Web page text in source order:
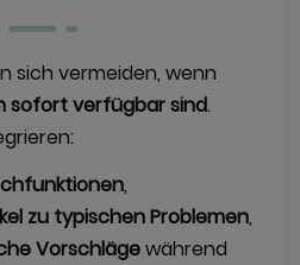
sich vermeiden, wenn
sofort verfügbar sind.
,
zu typischen Problemen,
Vorschlägewährend